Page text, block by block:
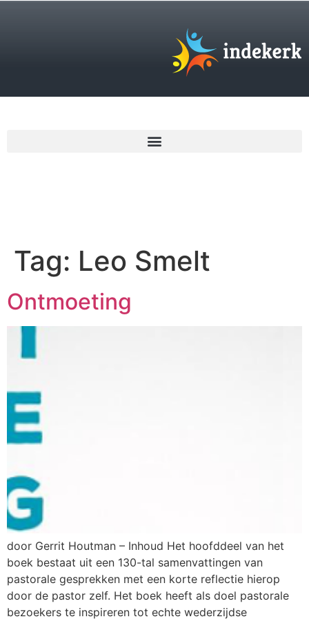
Tag: Leo Smelt
Ontmoeting
door Gerrit Houtman – Inhoud Het hoofddeel van het
boek bestaat uit een 130-tal samenvattingen van
pastorale gesprekken met een korte reflectie hierop
door de pastor zelf. Het boek heeft als doel pastorale
bezoekers te inspireren tot echte wederzijdse